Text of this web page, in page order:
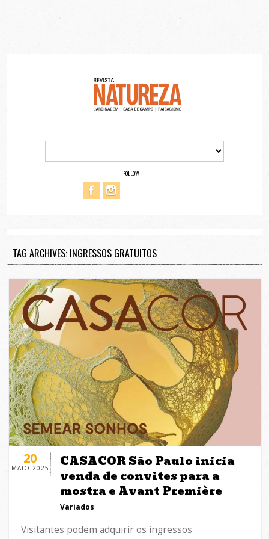
FOLLOW
TAG ARCHIVES: INGRESSOS GRATUITOS
20
MAIO-2025
CASACOR São Paulo inicia
venda de convites para a
mostra e Avant Première
Variados
Visitantes podem adquirir os ingressos